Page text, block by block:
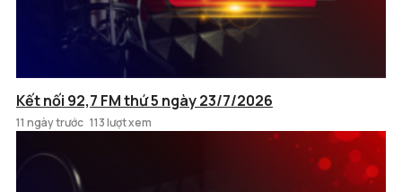
Kết nối 92,7 FM thứ 5 ngày 23/7/2026
11 ngày trước 113 lượt xem